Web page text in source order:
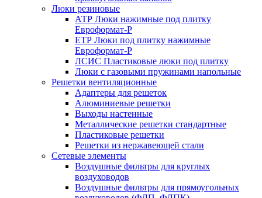
Люки резиновые
АТР Люки нажимные под плитку
Евроформат-Р
ЕТР Люки под плитку нажимные
Евроформат-Р
ЛСИС Пластиковые люки под плитку
Люки с газовыми пружинами напольные
Решетки вентиляционные
Адаптеры для решеток
Алюминиевые решетки
Выходы настенные
Металлические решетки стандартные
Пластиковые решетки
Решетки из нержавеющей стали
Сетевые элементы
Воздушные фильтры для круглых
воздуховодов
Воздушные фильтры для прямоугольных